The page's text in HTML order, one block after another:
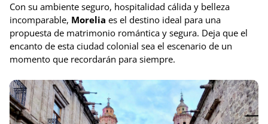
Con su ambiente seguro, hospitalidad cálida y belleza
incomparable, Morelia es el destino ideal para una
propuesta de matrimonio romántica y segura. Deja que el
encanto de esta ciudad colonial sea el escenario de un
momento que recordarán para siempre.